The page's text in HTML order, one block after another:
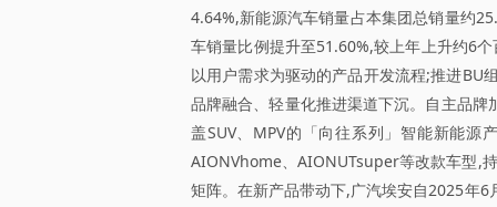
4.64%,新能源汽车销量占本集团总销量约
车销量比例提升至51.60%,较上年上升约6
以用户需求为驱动的产品开发流程;推进BU
品牌融合、轻量化推进渠道下沉。自主品
盖SUV、MPV的「向往系列」智能新能
AIONVhome、AIONUTsuper等改款车型,
矩阵。在新产品带动下,广汽埃安自2025年